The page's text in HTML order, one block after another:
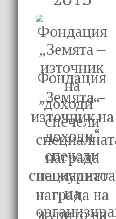
Фондация
„Земята –
източник на
доходи“
спечели
специалната
награда на
журито на